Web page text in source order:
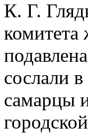
К. Г.
комитета
сослали
самарцы